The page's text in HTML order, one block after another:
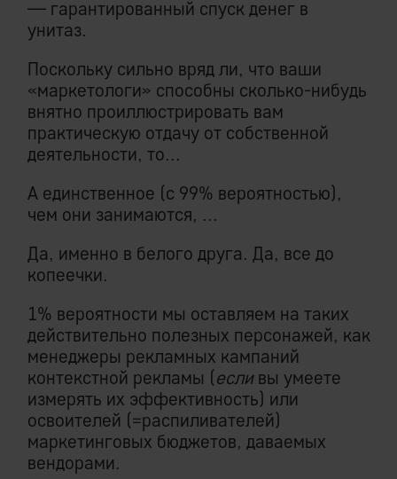
— гарантированный спуск денег в
унитаз.
Поскольку сильно вряд ли, что ваши
«маркетологи» способны сколько-нибудь
внятно проиллюстрировать вам
практическую отдачу от собственной
деятельности, то...
А единственное (с 99% вероятностью),
чем они занимаются, ...
Да, именно в белого друга. Да, все до
копеечки.
1% вероятности мы оставляем на таких
действительно полезных персонажей, как
менеджеры рекламных кампаний
контекстной рекламы (есливы умеете
измерять их эффективность) или
освоителей (=распиливателей)
маркетинговых бюджетов, даваемых
вендорами.